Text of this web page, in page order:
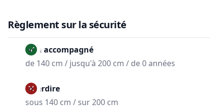
Règlement sur la sécurité
Non accompagné
de 140 cm / jusqu'à 200 cm / de 0 années
Interdire
sous 140 cm / sur 200 cm